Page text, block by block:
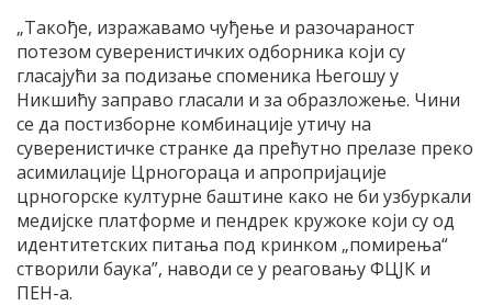
„Такође, изражавамо чуђење и разочараност
потезом суверенистичких одборника који су
гласајући за подизање споменика Његошу у
Никшићу заправо гласали и за образложење. Чини
се да постизборне комбинације утичу на
суверенистичке странке да прећутно прелазе преко
асимилације Црногораца и апропријације
црногорске културне баштине како не би узбуркали
медијске платформе и пендрек кружоке који су од
идентитетских питања под кринком „помирења“
створили баука”, наводи се у реаговању ФЦЈК и
ПЕН-а.